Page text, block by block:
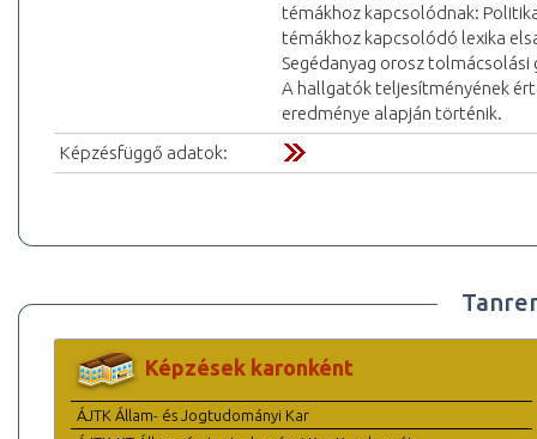
témákhoz kapcsolódnak:
témákhoz kapcsolódó lexika
Segédanyag orosz
A hallgatók teljesítményének
eredménye alapján történik.
Képzésfüggő adatok:
Képzések karonként
ÁJTK Állam- és Jogtudományi Kar